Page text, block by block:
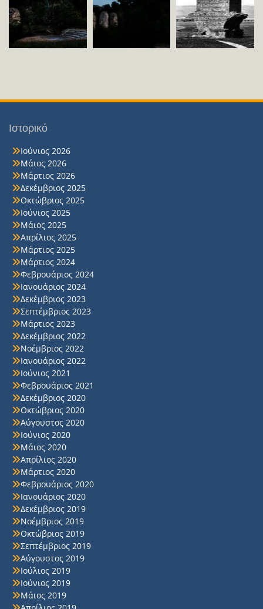
Ιστορικό
Ιούνιος 2026
Μάιος 2026
Μάρτιος 2026
Δεκέμβριος 2025
Οκτώβριος 2025
Ιούνιος 2025
Μάιος 2025
Απρίλιος 2025
Μάρτιος 2025
Μάρτιος 2024
Φεβρουάριος 2024
Ιανουάριος 2024
Δεκέμβριος 2023
Σεπτέμβριος 2023
Μάρτιος 2023
Δεκέμβριος 2022
Νοέμβριος 2022
Ιανουάριος 2022
Ιούνιος 2021
Φεβρουάριος 2021
Δεκέμβριος 2020
Οκτώβριος 2020
Αύγουστος 2020
Ιούνιος 2020
Μάιος 2020
Απρίλιος 2020
Μάρτιος 2020
Φεβρουάριος 2020
Ιανουάριος 2020
Δεκέμβριος 2019
Νοέμβριος 2019
Οκτώβριος 2019
Σεπτέμβριος 2019
Αύγουστος 2019
Ιούλιος 2019
Ιούνιος 2019
Μάιος 2019